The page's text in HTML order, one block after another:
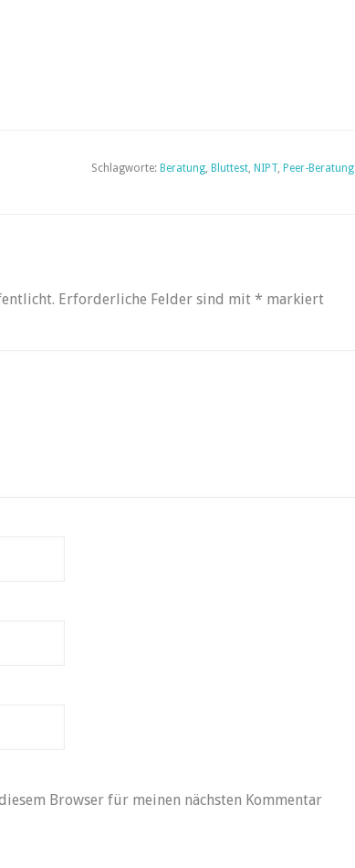
Schlagworte: Beratung, Bluttest, NIPT, Peer-Beratung
Erforderliche Felder sind mit * markiert
Browser für meinen nächsten Kommentar